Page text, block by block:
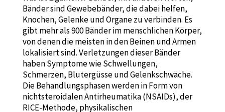
Bänder sind Gewebebänder, die dabei helfen,
Knochen, Gelenke und Organe zu verbinden. Es
gibt mehr als 900 Bänder im menschlichen Körper,
von denen die meisten in den Beinen und Armen
lokalisiert sind. Verletzungen dieser Bänder
haben Symptome wie Schwellungen,
Schmerzen, Blutergüsse und Gelenkschwäche.
Die Behandlungsphasen werden in Form von
nichtsteroidalen Antirheumatika (NSAIDs), der
RICE-Methode, physikalischen